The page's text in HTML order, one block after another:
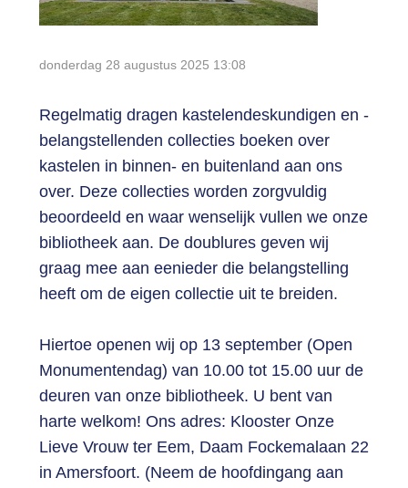
donderdag 28 augustus 2025 13:08
Regelmatig dragen kastelendeskundigen en -
belangstellenden collecties boeken over
kastelen in binnen- en buitenland aan ons
over. Deze collecties worden zorgvuldig
beoordeeld en waar wenselijk vullen we onze
bibliotheek aan. De doublures geven wij
graag mee aan eenieder die belangstelling
heeft om de eigen collectie uit te breiden.
Hiertoe openen wij op 13 september (Open
Monumentendag) van 10.00 tot 15.00 uur de
deuren van onze bibliotheek. U bent van
harte welkom! Ons adres: Klooster Onze
Lieve Vrouw ter Eem, Daam Fockemalaan 22
in Amersfoort. (Neem de hoofdingang aan